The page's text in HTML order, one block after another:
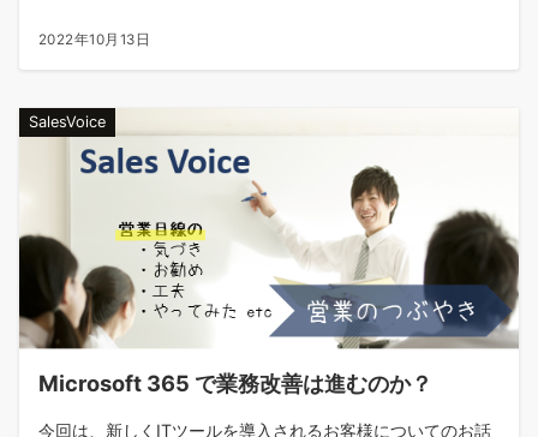
2022年10月13日
SalesVoice
Microsoft 365 で業務改善は進むのか？
今回は、新しくITツールを導入されるお客様についてのお話